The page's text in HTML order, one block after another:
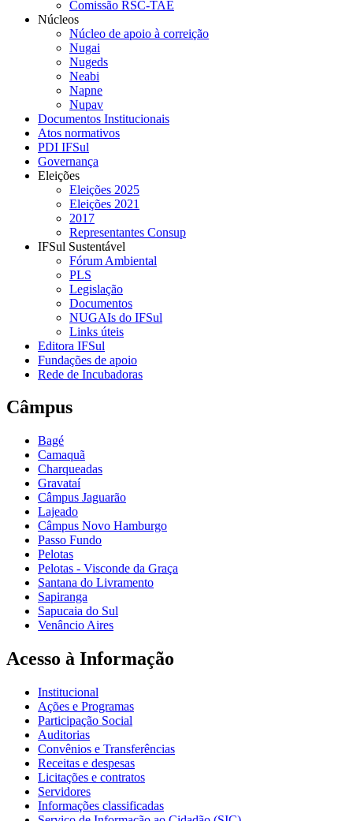
Comissão RSC-TAE
Núcleos
Núcleo de apoio à correição
Nugai
Nugeds
Neabi
Napne
Nupav
Documentos Institucionais
Atos normativos
PDI IFSul
Governança
Eleições
Eleições 2025
Eleições 2021
2017
Representantes Consup
IFSul Sustentável
Fórum Ambiental
PLS
Legislação
Documentos
NUGAIs do IFSul
Links úteis
Editora IFSul
Fundações de apoio
Rede de Incubadoras
Câmpus
Bagé
Camaquã
Charqueadas
Gravataí
Câmpus Jaguarão
Lajeado
Câmpus Novo Hamburgo
Passo Fundo
Pelotas
Pelotas - Visconde da Graça
Santana do Livramento
Sapiranga
Sapucaia do Sul
Venâncio Aires
Acesso à Informação
Institucional
Ações e Programas
Participação Social
Auditorias
Convênios e Transferências
Receitas e despesas
Licitações e contratos
Servidores
Informações classificadas